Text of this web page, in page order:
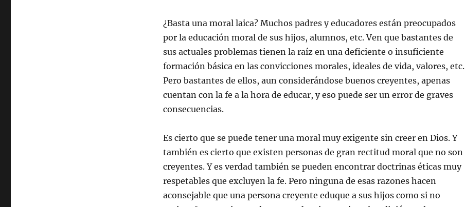
¿Basta una moral laica? Muchos padres y educadores están preocupados
por la educación moral de sus hijos, alumnos, etc. Ven que bastantes de
sus actuales problemas tienen la raíz en una deficiente o insuficiente
formación básica en las convicciones morales, ideales de vida, valores, etc.
Pero bastantes de ellos, aun considerándose buenos creyentes, apenas
cuentan con la fe a la hora de educar, y eso puede ser un error de graves
consecuencias.
Es cierto que se puede tener una moral muy exigente sin creer en Dios. Y
también es cierto que existen personas de gran rectitud moral que no son
creyentes. Y es verdad también se pueden encontrar doctrinas éticas muy
respetables que excluyen la fe. Pero ninguna de esas razones hacen
aconsejable que una persona creyente eduque a sus hijos como si no